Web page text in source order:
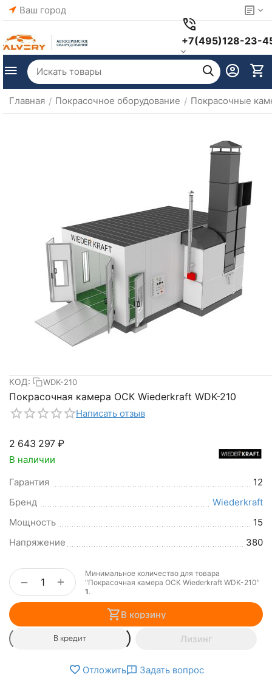
Ваш город
+7(495)128-23-
Главная / Покрасочное оборудование / Покрасочные
КОД: WDK-210
Покрасочная камера ОСК Wiederkraft WDK-210
Написать отзыв
2 643 297 ₽
В наличии
Гарантия
12
Бренд
Wiederkraft
Мощность
15
Напряжение
380
+
−
Минимальное количество для товара
"Покрасочная камера ОСК Wiederkraft WDK-210"
1.
В корзину
В кредит Лизинг
Отложить Задать вопрос